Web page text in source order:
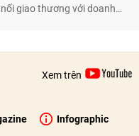
giao thương với doanh
Xem trên
Infographic